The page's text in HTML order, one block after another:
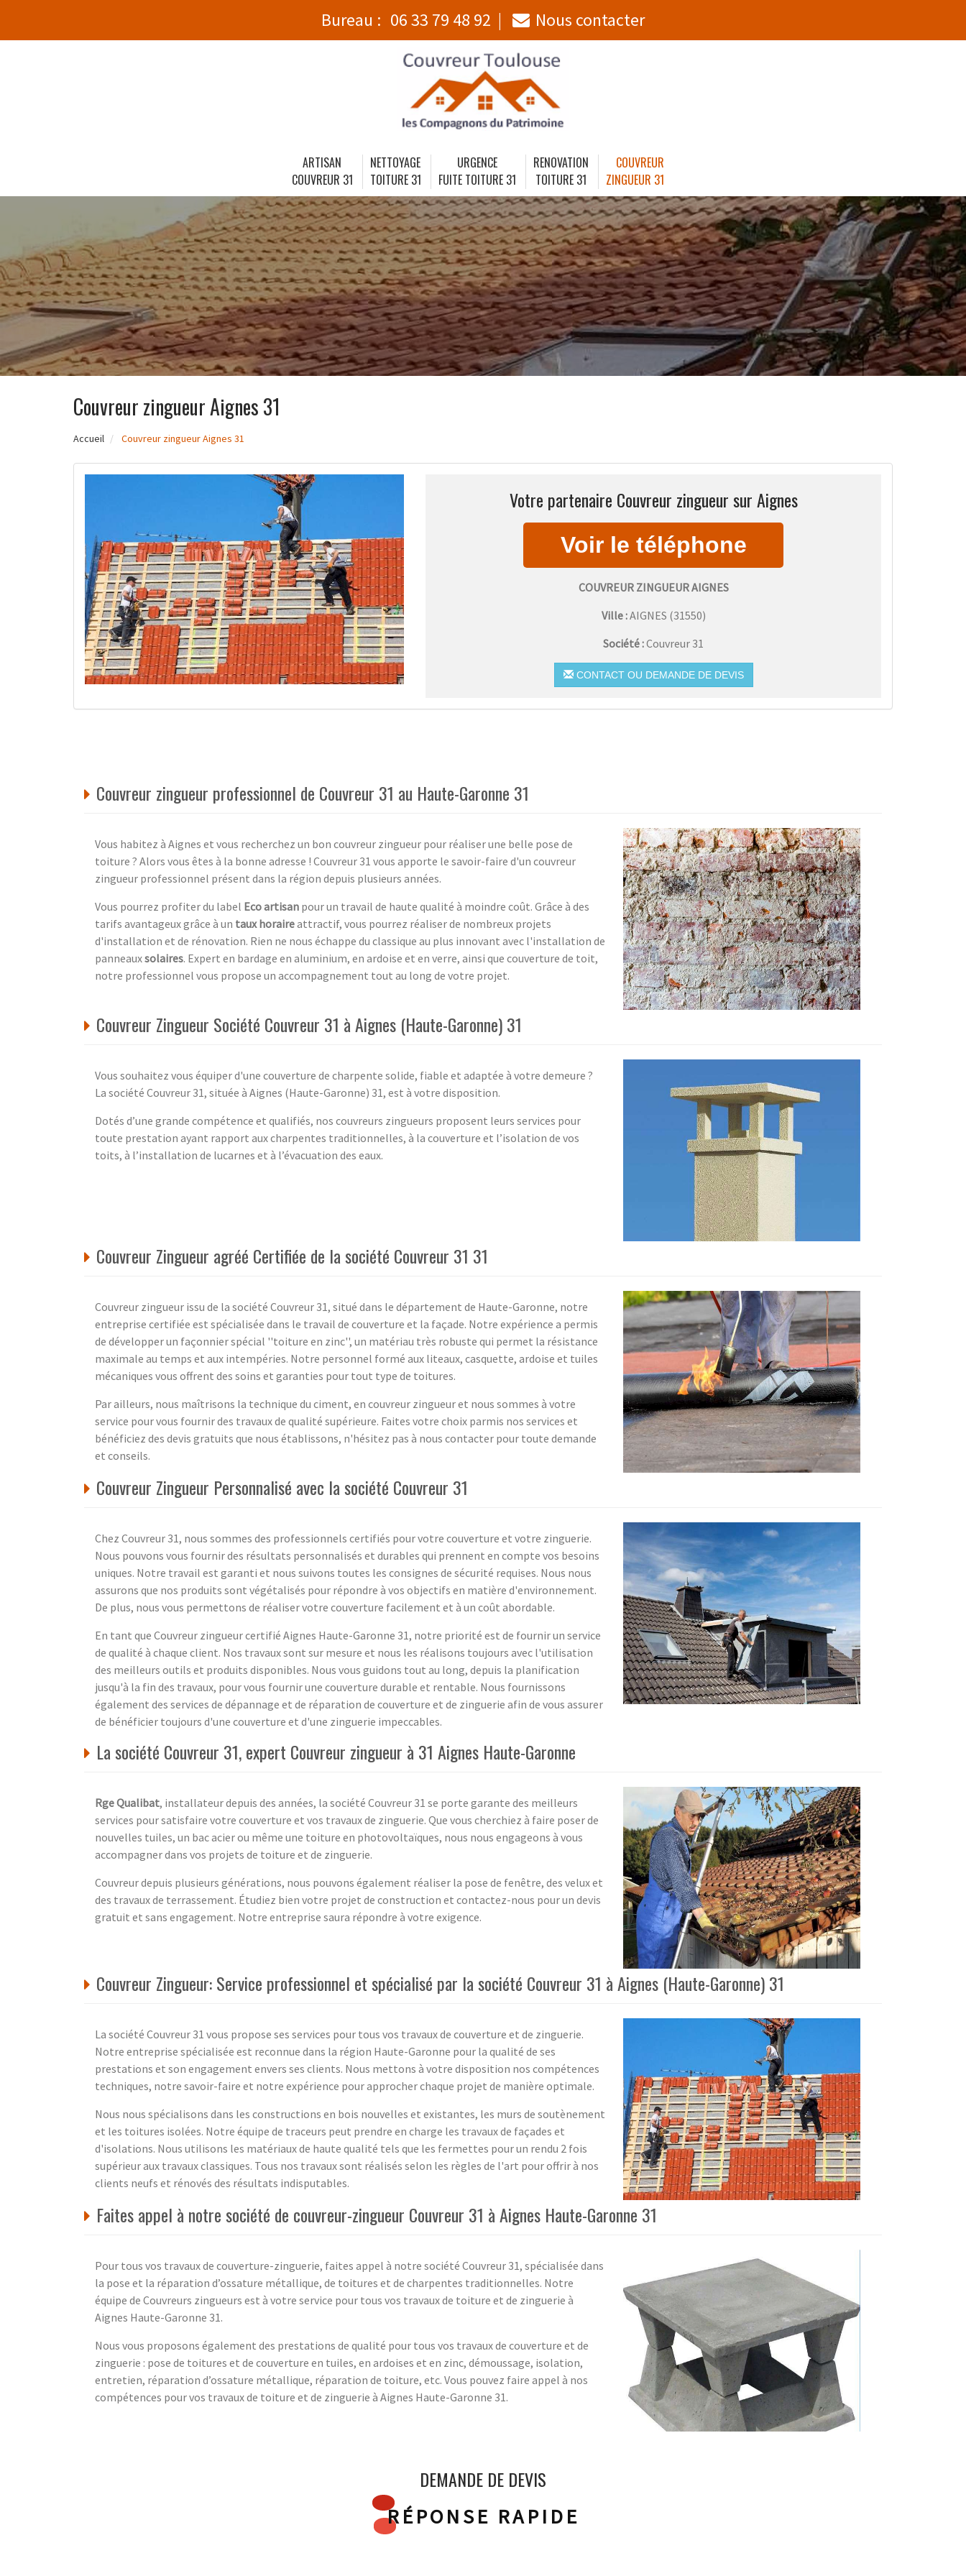
Bureau : 06 33 79 48 92 Nous contacter
ARTISAN
COUVREUR 31
NETTOYAGE
TOITURE 31
URGENCE
FUITE TOITURE 31
RENOVATION
TOITURE 31
COUVREUR
ZINGUEUR 31
Couvreur zingueur Aignes 31
Accueil Couvreur zingueur Aignes 31
Votre partenaire Couvreur zingueur sur Aignes
COUVREUR ZINGUEUR AIGNES
Ville :AIGNES (31550)
Société :Couvreur 31
CONTACT OU DEMANDE DE DEVIS
Couvreur zingueur professionnel de Couvreur 31 au Haute-Garonne 31
Vous habitez à Aignes et vous recherchez un bon couvreur zingueur pour réaliser une belle pose de
toiture ? Alors vous êtes à la bonne adresse ! Couvreur 31 vous apporte le savoir-faire d'un couvreur
zingueur professionnel présent dans la région depuis plusieurs années.
Vous pourrez profiter du label Eco artisan pour un travail de haute qualité à moindre coût. Grâce à des
tarifs avantageux grâce à un taux horaireattractif, vous pourrez réaliser de nombreux projets
d'installation et de rénovation. Rien ne nous échappe du classique au plus innovant avec l'installation de
panneauxsolaires. Expert en bardage en aluminium, en ardoise et en verre, ainsi que couverture de toit,
notre professionnel vous propose un accompagnement tout au long de votre projet.
Couvreur Zingueur Société Couvreur 31 à Aignes (Haute-Garonne) 31
Vous souhaitez vous équiper d'une couverture de charpente solide, fiable et adaptée à votre demeure ?
La société Couvreur 31, située à Aignes (Haute-Garonne) 31, est à votre disposition.
Dotés d’une grande compétence et qualifiés, nos couvreurs zingueurs proposent leurs services pour
toute prestation ayant rapport aux charpentes traditionnelles, à la couverture et l’isolation de vos
toits, à l’installation de lucarnes et à l’évacuation des eaux.
Couvreur Zingueur agréé Certifiée de la société Couvreur 31 31
Couvreur zingueur issu de la société Couvreur 31, situé dans le département de Haute-Garonne, notre
entreprise certifiée est spécialisée dans le travail de couverture et la façade. Notre expérience a permis
de développer un façonnier spécial ''toiture en zinc'', un matériau très robuste qui permet la résistance
maximale au temps et aux intempéries. Notre personnel formé aux liteaux, casquette, ardoise et tuiles
mécaniques vous offrent des soins et garanties pour tout type de toitures.
Par ailleurs, nous maîtrisons la technique du ciment, en couvreur zingueur et nous sommes à votre
service pour vous fournir des travaux de qualité supérieure. Faites votre choix parmis nos services et
bénéficiez des devis gratuits que nous établissons, n'hésitez pas à nous contacter pour toute demande
et conseils.
Couvreur Zingueur Personnalisé avec la société Couvreur 31
Chez Couvreur 31, nous sommes des professionnels certifiés pour votre couverture et votre zinguerie.
Nous pouvons vous fournir des résultats personnalisés et durables qui prennent en compte vos besoins
uniques. Notre travail est garanti et nous suivons toutes les consignes de sécurité requises. Nous nous
assurons que nos produits sont végétalisés pour répondre à vos objectifs en matière d'environnement.
De plus, nous vous permettons de réaliser votre couverture facilement et à un coût abordable.
En tant que Couvreur zingueur certifié Aignes Haute-Garonne 31, notre priorité est de fournir un service
de qualité à chaque client. Nos travaux sont sur mesure et nous les réalisons toujours avec l'utilisation
des meilleurs outils et produits disponibles. Nous vous guidons tout au long, depuis la planification
jusqu'à la fin des travaux, pour vous fournir une couverture durable et rentable. Nous fournissons
également des services de dépannage et de réparation de couverture et de zinguerie afin de vous assurer
de bénéficier toujours d'une couverture et d'une zinguerie impeccables.
La société Couvreur 31, expert Couvreur zingueur à 31 Aignes Haute-Garonne
Rge Qualibat, installateur depuis des années, la société Couvreur 31 se porte garante des meilleurs
services pour satisfaire votre couverture et vos travaux de zinguerie. Que vous cherchiez à faire poser de
nouvelles tuiles, un bac acier ou même une toiture en photovoltaïques, nous nous engageons à vous
accompagner dans vos projets de toiture et de zinguerie.
Couvreur depuis plusieurs générations, nous pouvons également réaliser la pose de fenêtre, des velux et
des travaux de terrassement. Étudiez bien votre projet de construction et contactez-nous pour un devis
gratuit et sans engagement. Notre entreprise saura répondre à votre exigence.
Couvreur Zingueur: Service professionnel et spécialisé par la société Couvreur 31 à Aignes (Haute-Garonne) 31
La société Couvreur 31 vous propose ses services pour tous vos travaux de couverture et de zinguerie.
Notre entreprise spécialisée est reconnue dans la région Haute-Garonne pour la qualité de ses
prestations et son engagement envers ses clients. Nous mettons à votre disposition nos compétences
techniques, notre savoir-faire et notre expérience pour approcher chaque projet de manière optimale.
Nous nous spécialisons dans les constructions en bois nouvelles et existantes, les murs de soutènement
et les toitures isolées. Notre équipe de traceurs peut prendre en charge les travaux de façades et
d'isolations. Nous utilisons les matériaux de haute qualité tels que les fermettes pour un rendu 2 fois
supérieur aux travaux classiques. Tous nos travaux sont réalisés selon les règles de l'art pour offrir à nos
clients neufs et rénovés des résultats indisputables.
Faites appel à notre société de couvreur-zingueur Couvreur 31 à Aignes Haute-Garonne 31
Pour tous vos travaux de couverture-zinguerie, faites appel à notre société Couvreur 31, spécialisée dans
la pose et la réparation d’ossature métallique, de toitures et de charpentes traditionnelles. Notre
équipe de Couvreurs zingueurs est à votre service pour tous vos travaux de toiture et de zinguerie à
Aignes Haute-Garonne 31.
Nous vous proposons également des prestations de qualité pour tous vos travaux de couverture et de
zinguerie : pose de toitures et de couverture en tuiles, en ardoises et en zinc, démoussage, isolation,
entretien, réparation d’ossature métallique, réparation de toiture, etc. Vous pouvez faire appel à nos
compétences pour vos travaux de toiture et de zinguerie à Aignes Haute-Garonne 31.
DEMANDE DE DEVIS
RÉPONSE RAPIDE